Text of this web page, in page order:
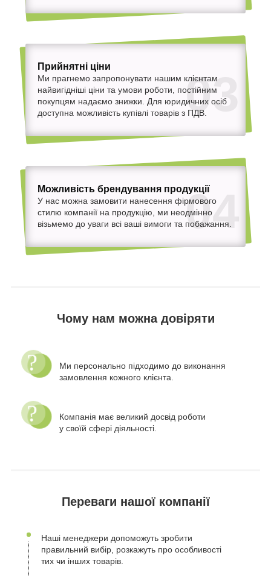
03
Прийнятні ціни
Ми прагнемо запропонувати нашим клієнтам
найвигідніші ціни та умови роботи, постійним
покупцям надаємо знижки. Для юридичних осіб
доступна можливість купівлі товарів з ПДВ.
04
Можливість брендування продукції
У нас можна замовити нанесення фірмового
стилю компанії на продукцію, ми неодмінно
візьмемо до уваги всі ваші вимоги та побажання.
Чому нам можна довіряти
Ми персонально підходимо до виконання
замовлення кожного клієнта.
Компанія має великий досвід роботи
у своїй сфері діяльності.
Переваги нашої компанії
Наші менеджери допоможуть зробити
правильний вибір, розкажуть про особливості
тих чи інших товарів.